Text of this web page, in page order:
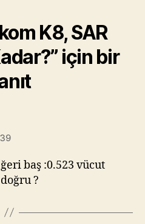
K8, SAR
için bir
baş :0.523 vücut
?